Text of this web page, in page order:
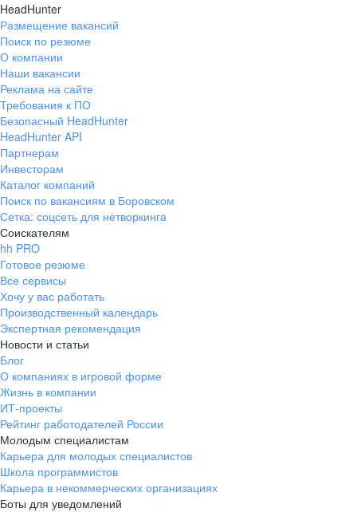
HeadHunter
Размещение вакансий
Поиск по резюме
О компании
Наши вакансии
Реклама на сайте
Требования к ПО
Безопасный HeadHunter
HeadHunter API
Партнерам
Инвесторам
Каталог компаний
Поиск по вакансиям в Боровском
Сетка: соцсеть для нетворкинга
Соискателям
hh PRO
Готовое резюме
Все сервисы
Хочу у вас работать
Производственный календарь
Экспертная рекомендация
Новости и статьи
Блог
О компаниях в игровой форме
Жизнь в компании
ИТ-проекты
Рейтинг работодателей России
Молодым специалистам
Карьера для молодых специалистов
Школа программистов
Карьера в некоммерческих организациях
Боты для уведомлений